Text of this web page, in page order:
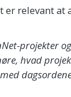
relevant at
projekter
hvad